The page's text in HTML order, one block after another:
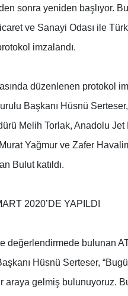
sonra yeniden başlıyor.
ve Sanayi Odası ile
imzalandı.
düzenlenen protokol
Başkanı Hüsnü
Melih Torlak, Anadolu Jet
Yağmur ve Zafer
Bulut katıldı.
2020’DE YAPILDI
değerlendirmede bulunan
Hüsnü Serteser,
araya gelmiş bulunuyoruz.